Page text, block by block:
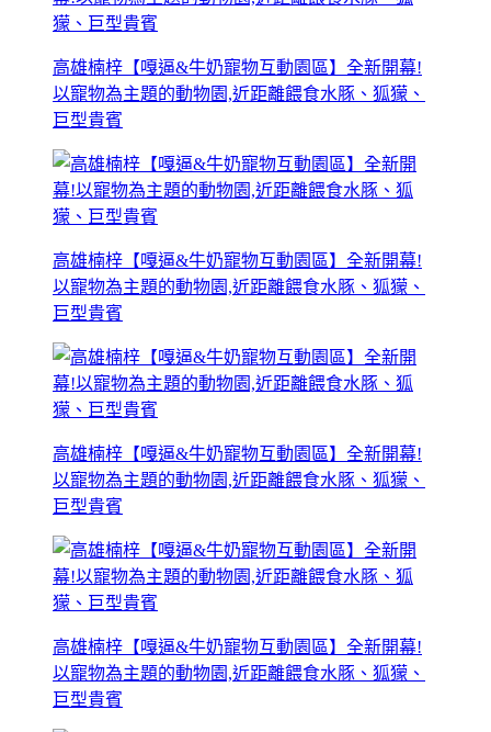
高雄楠梓【嘎逼&牛奶寵物互動園區】全新開幕!
以寵物為主題的動物園,近距離餵食水豚、狐獴、
巨型貴賓
高雄楠梓【嘎逼&牛奶寵物互動園區】全新開幕!
以寵物為主題的動物園,近距離餵食水豚、狐獴、
巨型貴賓
高雄楠梓【嘎逼&牛奶寵物互動園區】全新開幕!
以寵物為主題的動物園,近距離餵食水豚、狐獴、
巨型貴賓
高雄楠梓【嘎逼&牛奶寵物互動園區】全新開幕!
以寵物為主題的動物園,近距離餵食水豚、狐獴、
巨型貴賓